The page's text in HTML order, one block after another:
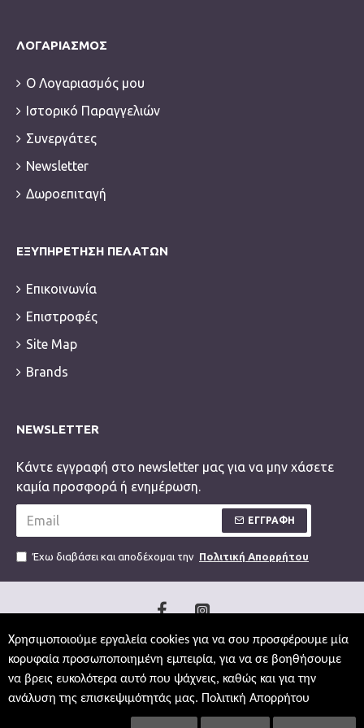
ΛΟΓΑΡΙΑΣΜΌΣ
Ο Λογαριασμός μου
Ιστορικό Παραγγελιών
Συνεργάτες
Newsletter
Δωροεπιταγή
ΕΞΥΠΗΡΈΤΗΣΗ ΠΕΛΑΤΏΝ
Επικοινωνία
Επιστροφές
Site Map
Brands
NEWSLETTER
Κάντε εγγραφή στο newsletter μας για να μην χάσετε
καμία προσφορά ή ενημέρωση.
ΕΓΓΡΑΦΗ
Έχω διαβάσει και αποδέχομαι την Πολιτική Απορρήτου
Χρησιμοποιούμε εργαλεία cookies για να σου προσφέρουμε μία
κορυφαία προσωποποιημένη εμπειρία, για να σε βοηθήσουμε
να βρεις ευκολότερα αυτό που ψάχνεις, καθώς και για την
ανάλυση της επισκεψιμότητάς μας. Πολιτική Απορρήτου